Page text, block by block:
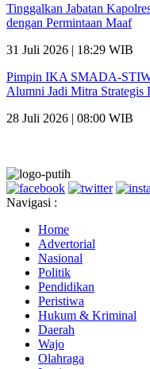
Tinggalkan Jabatan
dengan Permintaan Maaf
31 Juli 2026 | 18:29 WIB
Pimpin IKA SMADA-
Alumni Jadi Mitra Strategis
28 Juli 2026 | 08:00 WIB
Navigasi :
Home
Advertorial
Nasional
Politik
Pendidikan
Peristiwa
Hukum & Kriminal
Daerah
Wajo
Olahraga